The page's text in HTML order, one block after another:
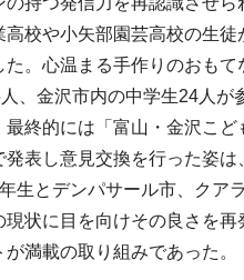
校や小矢部園芸高校の生
。心温まる手作りのおも
、金沢市内の中学生24人
最終的には「富山・金沢こ
表し意見交換を行った姿
生とデンパサール市、クア
状に目を向けその良さを
満載の取り組みであった。